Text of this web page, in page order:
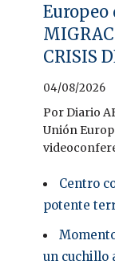
Europeo
CRISIS
04/08/2026
Por Diario
Unión
Centro
potente
un cuchillo